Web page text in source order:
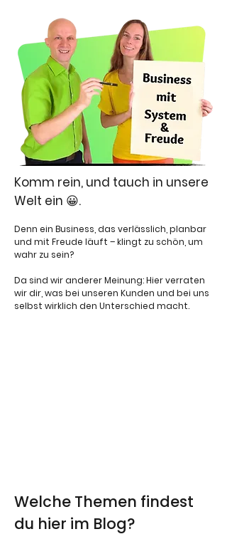
Komm rein, und tauch in unsere
Welt ein 😀.
Denn ein Business, das verlässlich, planbar
und mit Freude läuft – klingt zu schön, um
wahr zu sein?
Da sind wir anderer Meinung: Hier verraten
wir dir, was bei unseren Kunden und bei uns
selbst wirklich den Unterschied macht.
Welche Themen findest
du hier im Blog?